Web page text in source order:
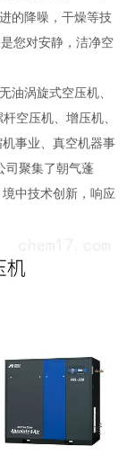
的降噪，干燥等技
您对安静，洁净空
油涡旋式空压机、
空压机、增压机、
事业、真空机器事
司聚集了朝气蓬
中技术创新，响应